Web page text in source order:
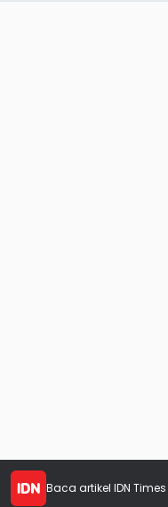
Baca artikel IDN Times